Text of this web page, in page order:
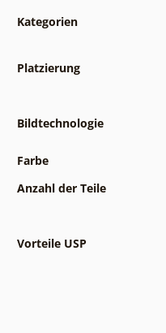
Kategorien
Platzierung
Bildtechnologie
Farbe
Anzahl der Teile
Vorteile USP